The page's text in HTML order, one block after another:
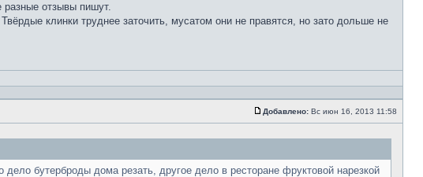
разные отзывы пишут.
клинки труднее заточить, мусатом они не правятся, но зато дольше не
Добавлено: Вс июн 16, 2013 11:58
бутерброды дома резать, другое дело в ресторане фруктовой нарезкой